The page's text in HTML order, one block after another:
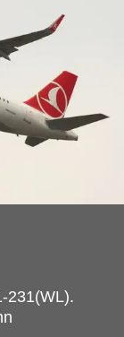
231(WL).